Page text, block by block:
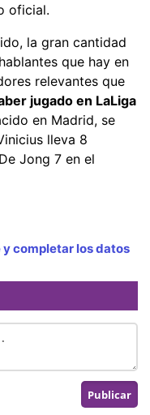
oficial.
la gran cantidad
que hay en
relevantes que
jugado en LaLiga
en Madrid, se
lleva 8
Jong 7 en el
completar los datos